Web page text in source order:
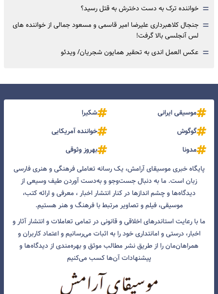
= خواننده ترک به دست دخترش به قتل رسید؟
= جنجال کلاهبرداری علیرضا امیر قاسمی و مسعود جمالی از خواننده های
لس آنجلسی بالا گرفت!
= عکس العمل اندی به تحقیر همایون شجریان/ ویدئو
موسیقی ایرانی
شکیرا
گوگوش
خواننده آمریکایی
مدونا
بهروز وثوقی
پایگاه خبری موسیقای آرامش، یک رسانه تعاملی فرهنگی و هنری فارسی
زبان است. ما به دنبال جست‌و‌جو و به‌دست آوردن طیف وسیعی از
دیدگاه‌ها و چشم انداز‌ها در کنار انتشار اخبار ، معرفی و ارائه کتب،
موسیقی، فیلم و تصاویر مرتبط با فرهنگ و هنر هستیم.
ما با رعایت استاندرهای اخلاقی و قانونی در تمامی تعاملات و انتشار آثار و
اخبار، درستی و امانتداری خود را به اثبات می‌رسانیم و اعتماد کاربران و
همراهان‌مان را از طریق نشر مطالب موثق و بهره‌مندی از دیدگاه‌ها و
پیشنهادات آن‌ها کسب می‌کنیم